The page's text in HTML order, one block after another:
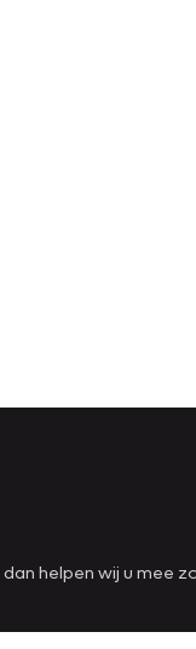
helpen wij u mee